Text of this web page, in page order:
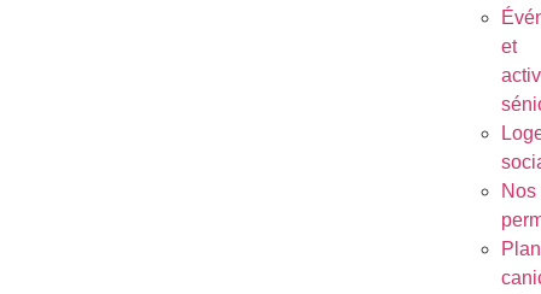
et
Nos
Plan